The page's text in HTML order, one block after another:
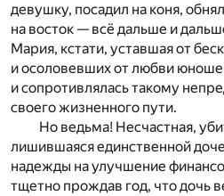
девушку, посадил на коня,
на восток — всё дальше и
Мария, кстати, уставшая от
и осоловевших от любви
и сопротивлялась такому
своего жизненного пути.
Но ведьма! Несчастная,
лишившаяся единственной
надежды на улучшение
тщетно прождав год, что дочь